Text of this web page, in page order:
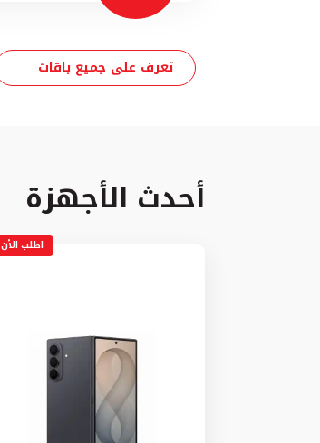
تعرف على جميع باقات
أحدث الأجهزة
اطلب الأن